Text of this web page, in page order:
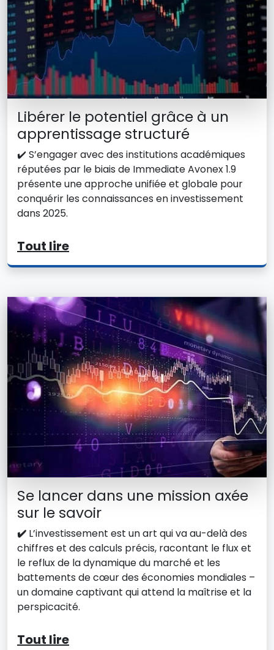
Libérer le potentiel grâce à un
apprentissage structuré
✔️ S’engager avec des institutions académiques
réputées par le biais de Immediate Avonex 1.9
présente une approche unifiée et globale pour
conquérir les connaissances en investissement
dans 2025.
Tout lire
Se lancer dans une mission axée
sur le savoir
✔️ L’investissement est un art qui va au-delà des
chiffres et des calculs précis, racontant le flux et
le reflux de la dynamique du marché et les
battements de cœur des économies mondiales –
un domaine captivant qui attend la maîtrise et la
perspicacité.
Tout lire